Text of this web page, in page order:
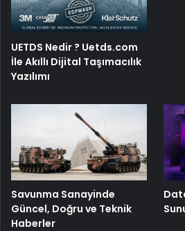
UETDS Nedir ? Uetds.com
İle Akıllı Dijital Taşımacılık
Yazılımı
Savunma Sanayinde
Güncel, Doğru ve Teknik
Haberler